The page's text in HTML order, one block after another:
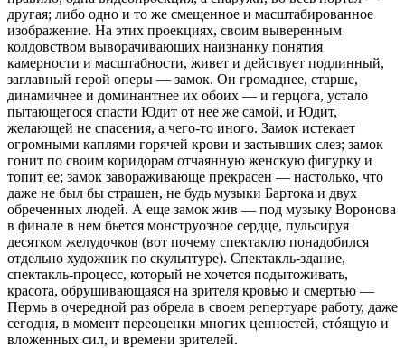
другая; либо одно и то же смещенное и масштабированное
изображение. На этих проекциях, своим выверенным
колдовством выворачивающих наизнанку понятия
камерности и масштабности, живет и действует подлинный,
заглавный герой оперы — замок. Он громаднее, старше,
динамичнее и доминантнее их обоих — и герцога, устало
пытающегося спасти Юдит от нее же самой, и Юдит,
желающей не спасения, а чего-то иного. Замок истекает
огромными каплями горячей крови и застывших слез; замок
гонит по своим коридорам отчаянную женскую фигурку и
топит ее; замок завораживающе прекрасен — настолько, что
даже не был бы страшен, не будь музыки Бартока и двух
обреченных людей. А еще замок жив — под музыку Воронова
в финале в нем бьется монструозное сердце, пульсируя
десятком желудочков (вот почему спектаклю понадобился
отдельно художник по скульптуре). Спектакль-здание,
спектакль-процесс, который не хочется подытоживать,
красота, обрушивающаяся на зрителя кровью и смертью —
Пермь в очередной раз обрела в своем репертуаре работу, даже
сегодня, в момент переоценки многих ценностей, стóящую и
вложенных сил, и времени зрителей.